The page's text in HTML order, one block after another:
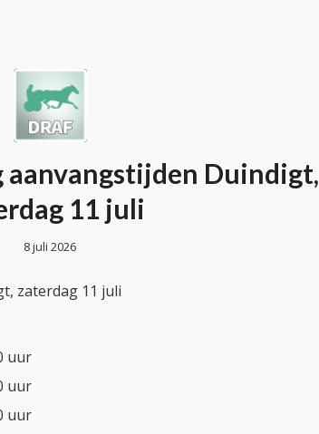
aanvangstijden Duindigt,
11 juli
8 juli 2026
zaterdag 11 juli
uur
uur
uur